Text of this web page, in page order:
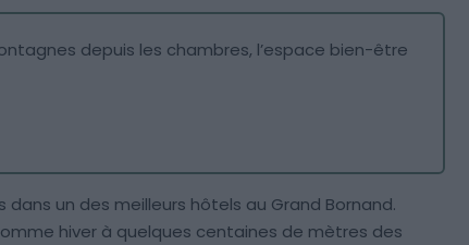
depuis les chambres, l’espace bien-être
un des meilleurs hôtels au Grand Bornand.
hiver à quelques centaines de mètres des